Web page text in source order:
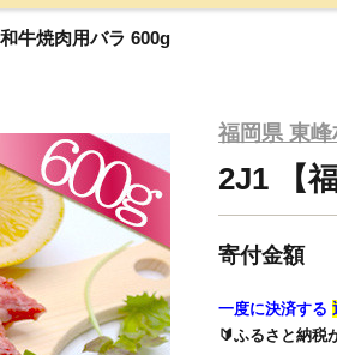
牛焼肉用バラ 600g
福岡県 東峰
2J1 【
寄付金額
一度に決済する
🔰ふるさと納税